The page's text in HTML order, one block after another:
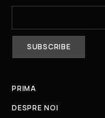
PRIMA
DESPRE NOI